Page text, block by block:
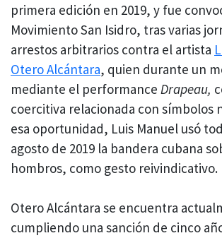
primera edición en 2019, y fue
Movimiento San Isidro, tras varias
arrestos arbitrarios contra el artista
Otero Alcántara, quien durante un
mediante el performance Drapeau,
coercitiva relacionada con símbolos
esa oportunidad, Luis Manuel usó
agosto de 2019 la bandera cubana
hombros, como gesto reivindicativo.
Otero Alcántara se encuentra
cumpliendo una sanción de cinco